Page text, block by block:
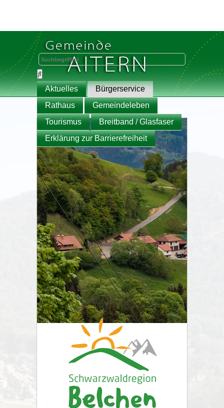
Aktuelles
Bürgerservice
Rathaus
Gemeindeleben
Tourismus
Breitband / Glasfaser
Erklärung zur Barrierefreiheit